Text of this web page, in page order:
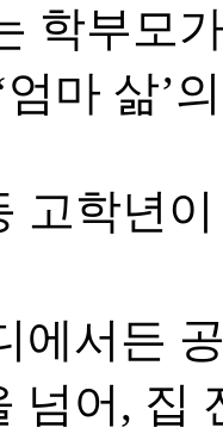
학부모
엄마 삶’
고학년
에서든
넘어, 집